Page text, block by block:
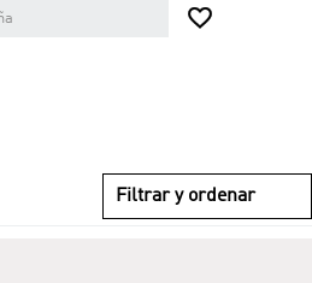

Filtrar y ordenar